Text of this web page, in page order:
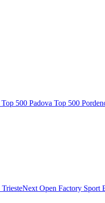
Top 500 Padova Top 500
TriesteNext Open Factory Sport